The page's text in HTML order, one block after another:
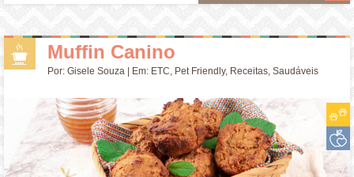
Muffin Canino
Por:Gisele Souza | Em: ETC, Pet Friendly, Receitas,Saudáveis